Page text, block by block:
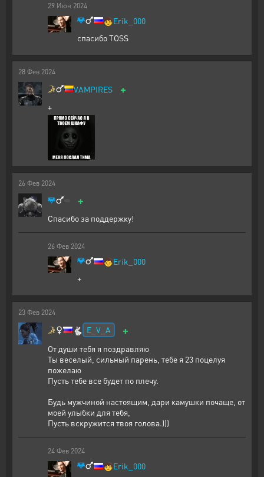
29 Июн 2024
🧒Erik_000
спасибо ТОSS
28 Фев 2024
VAMPIRES +
+
26 Фев 2024
+
Спасибо за поддержку!
26 Фев 2024
🧒Erik_000
+
23 Фев 2024
🐇 E_V_A +
От души тебя я поздравляю
Ты веселый, сильный парень, тебе я 23 поцелуя
пожелаю
Пусть тебе все будет по плечу.
Будь мужчиной настоящим, дари камушки почаще, от
моей улыбки для тебя,
Пусть вскружится твоя голова.)))
24 Фев 2024
🧒Erik_000